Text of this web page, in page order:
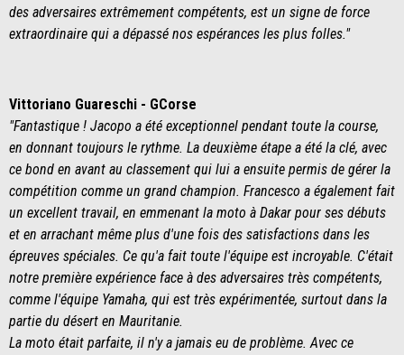
des adversaires extrêmement compétents, est un signe de force
extraordinaire qui a dépassé nos espérances les plus folles."
Vittoriano Guareschi - GCorse
"Fantastique ! Jacopo a été exceptionnel pendant toute la course,
en donnant toujours le rythme. La deuxième étape a été la clé, avec
ce bond en avant au classement qui lui a ensuite permis de gérer la
compétition comme un grand champion. Francesco a également fait
un excellent travail, en emmenant la moto à Dakar pour ses débuts
et en arrachant même plus d'une fois des satisfactions dans les
épreuves spéciales. Ce qu'a fait toute l'équipe est incroyable. C'était
notre première expérience face à des adversaires très compétents,
comme l'équipe Yamaha, qui est très expérimentée, surtout dans la
partie du désert en Mauritanie.
La moto était parfaite, il n'y a jamais eu de problème. Avec ce